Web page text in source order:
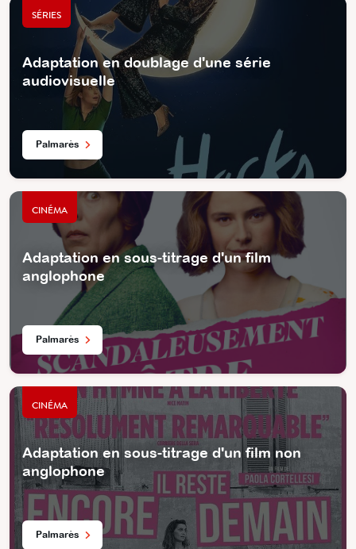
SÉRIES
Adaptation en doublage d'une série
audiovisuelle
Palmarès
CINÉMA
Adaptation en sous-titrage d'un film
anglophone
Palmarès
CINÉMA
Adaptation en sous-titrage d'un film non
anglophone
Palmarès